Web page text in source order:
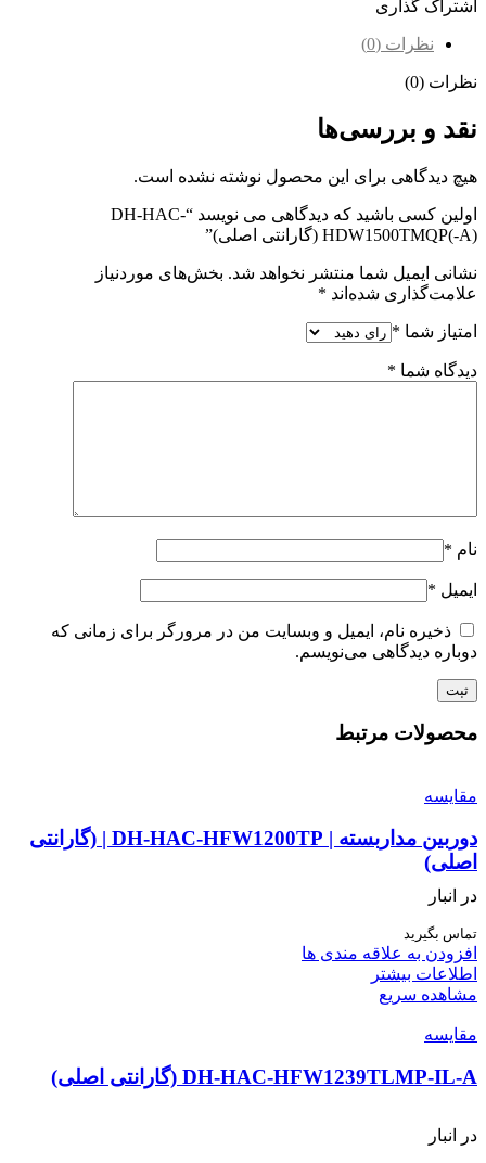
اشتراک گذاری
نظرات (0)
نظرات (0)
نقد و بررسی‌ها
هیچ دیدگاهی برای این محصول نوشته نشده است.
اولین کسی باشید که دیدگاهی می نویسد “DH-HAC-
HDW1500TMQP(-A) (گارانتی اصلی)”
نشانی ایمیل شما منتشر نخواهد شد. بخش‌های موردنیاز
علامت‌گذاری شده‌اند *
امتیاز شما *
دیدگاه شما *
نام *
ایمیل *
ذخیره نام، ایمیل و وبسایت من در مرورگر برای زمانی که
دوباره دیدگاهی می‌نویسم.
محصولات مرتبط
مقایسه
دوربین مداربسته | DH-HAC-HFW1200TP | (گارانتی
اصلی)
در انبار
تماس بگیرید
افزودن به علاقه مندی ها
اطلاعات بیشتر
مشاهده سریع
مقایسه
DH-HAC-HFW1239TLMP-IL-A (گارانتی اصلی)
در انبار